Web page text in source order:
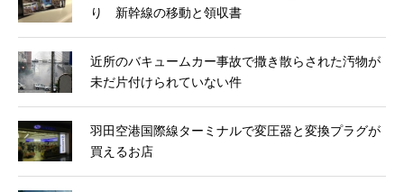
り 新幹線の移動と領収書
近所のバキュームカー事故で撒き散らされた汚物が
未だ片付けられていない件
羽田空港国際線ターミナルで変圧器と変換プラグが
買えるお店